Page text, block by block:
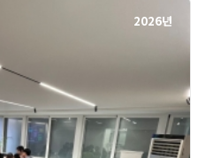
2026년